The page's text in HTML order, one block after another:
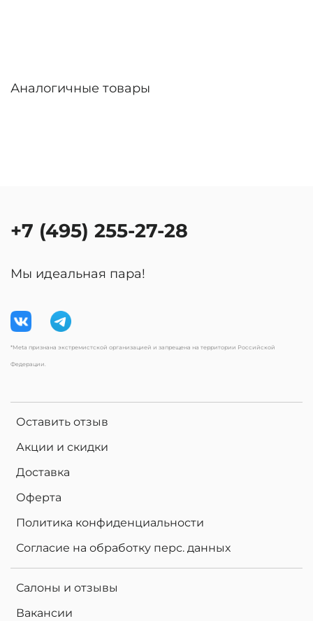
Аналогичные товары
Оставить отзыв
Акции и скидки
Доставка
Оферта
Политика конфиденциальности
Согласие на обработку перс. данных
Салоны и отзывы
Вакансии
+7 (495) 255-27-28
Мы идеальная пара!
*Meta признана экстремистской организацией и запрещена на территории Российской
Федерации.